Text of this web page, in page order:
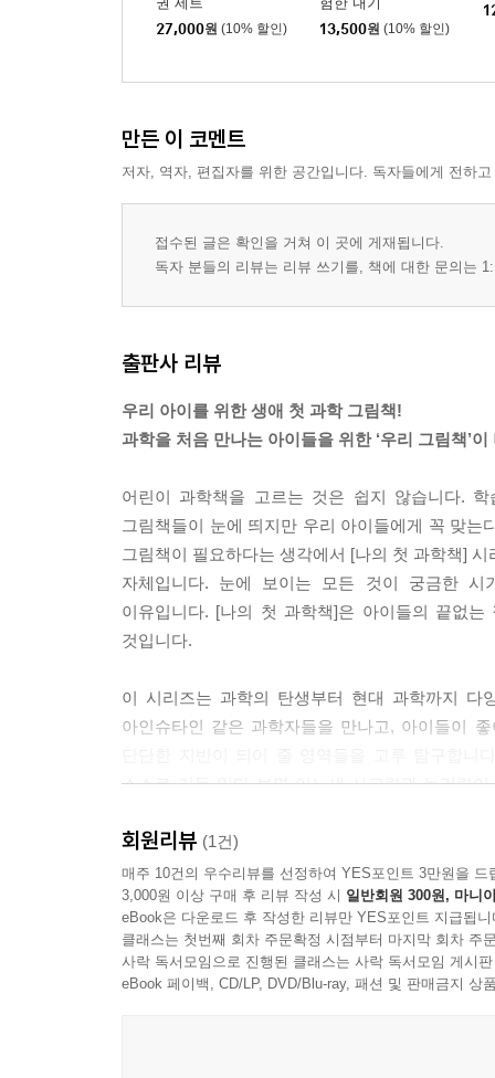
27,000원 (10% 할인) 13,500원 (10% 할인)
만든 이 코멘트
저자, 역자, 편집자를 위한 공간입니다. 독자들에게 전하
접수된 글은 확인을 거쳐 이 곳에 게재됩니다.
독자 분들의 리뷰는 리뷰 쓰기를, 책에 대한 문의는
출판사 리뷰
우리 아이를 위한 생애 첫 과학 그림책!
과학을 처음 만나는 아이들을 위한 ‘우리 그림책’
어린이 과학책을 고르는 것은 쉽지 않습니다.
그림책들이 눈에 띄지만 우리 아이들에게 꼭 맞
그림책이 필요하다는 생각에서 [나의 첫 과학책]
자체입니다. 눈에 보이는 모든 것이 궁금한 시
이유입니다. [나의 첫 과학책]은 아이들의 끝없
것입니다.
이 시리즈는 과학의 탄생부터 현대 과학까지 다
아인슈타인 같은 과학자들을 만나고, 아이들이
스스로 거듭 읽다 보면 어느새 사고력과 논리력
과학 지식이 가득! 재미있는 그림으로 이해가 쏙쏙!
전문가가 직접 쓰고 뛰어난 화가들이 그렸습니다.
이 시리즈는 물리학 박사이자 30년 가까이 대
라이카』, 『생쥐들의 뉴턴 사수 작전』 등 어린
회원리뷰 (1건)
매주 10건의 우수리뷰를 선정하여 YES포인트 3만원을 드
3,000원 이상 구매 후 리뷰 작성 시 일반회원 300원, 마니
eBook은 다운로드 후 작성한 리뷰만 YES포인트 지급됩니
클래스는 첫번째 회차 주문확정 시점부터 마지막 회차 주
사락 독서모임으로 진행된 클래스는 사락 독서모임 게시
eBook 페이백, CD/LP, DVD/Blu-ray, 패션 및 판매금지 상